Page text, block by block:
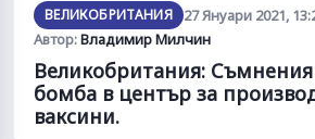
ВЕЛИКОБРИТАНИЯ
27 Януари 2021,
Автор:Владимир Милчин
Великобритания: Съмнения
бомба в център за
ваксини.